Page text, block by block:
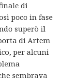
di
poco in fase
superò il
di Artem
per alcuni
sembrava